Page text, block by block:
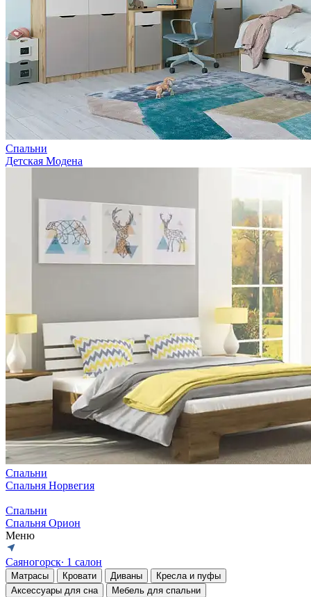
Спальни
Детская Модена
Спальни
Спальня Норвегия
Спальни
Спальня Орион
Меню
Саяногорск∙ 1 салон
Матрасы Кровати Диваны
Кресла и пуфы
Аксессуары для сна
Мебель для спальни